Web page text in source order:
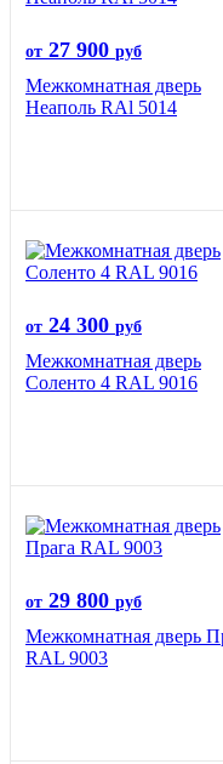
от 27 900 руб
Межкомнатная дверь
Неаполь RAl 5014
от 24 300 руб
Межкомнатная дверь
Соленто 4 RAL 9016
от 29 800 руб
Межкомнатная дверь
RAL 9003